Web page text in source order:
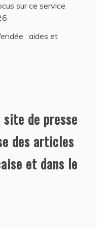
sur ce service
: aides et
de presse
des articles
et dans le